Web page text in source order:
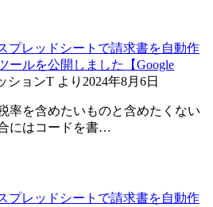
プレッドシートで請求書を自動作
ールを公開しました【Google
ションT より 2024年8月6日
率を含めたいものと含めたくない
にはコードを書…
プレッドシートで請求書を自動作